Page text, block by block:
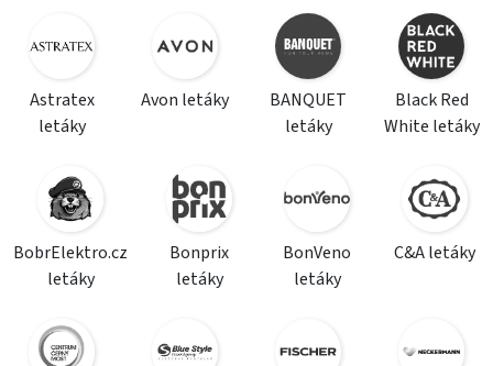
Astratex
letáky
Avon letáky
BANQUET
letáky
Black Red
White letáky
BobrElektro.cz
letáky
Bonprix
letáky
BonVeno
letáky
C&A letáky